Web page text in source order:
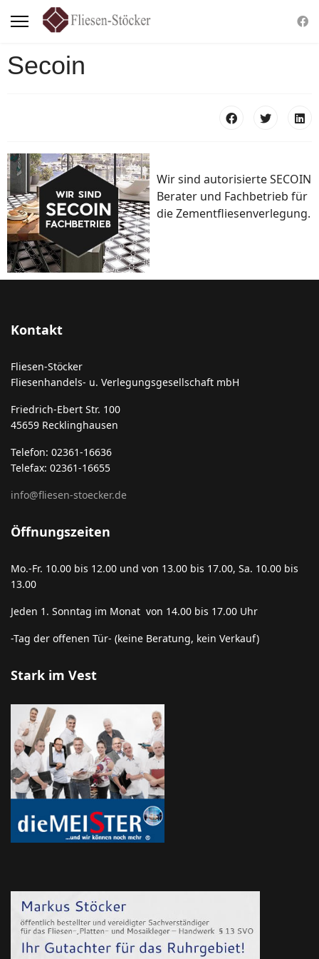
Secoin
Wir sind autorisierte SECOIN
Berater und Fachbetrieb für
die Zementfliesenverlegung.
Kontakt
Fliesen-Stöcker
Fliesenhandels- u. Verlegungsgesellschaft mbH
Friedrich-Ebert Str. 100
45659 Recklinghausen
Telefon: 02361-16636
Telefax: 02361-16655
info@fliesen-stoecker.de
Öffnungszeiten
Mo.-Fr. 10.00 bis 12.00 und von 13.00 bis 17.00, Sa. 10.00 bis
13.00
Jeden 1. Sonntag im Monat von 14.00 bis 17.00 Uhr
-Tag der offenen Tür- (keine Beratung, kein Verkauf)
Stark im Vest